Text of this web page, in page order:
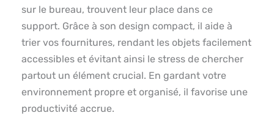
sur le bureau, trouvent leur place dans ce
support. Grâce à son design compact, il aide à
trier vos fournitures, rendant les objets facilement
accessibles et évitant ainsi le stress de chercher
partout un élément crucial. En gardant votre
environnement propre et organisé, il favorise une
productivité accrue.